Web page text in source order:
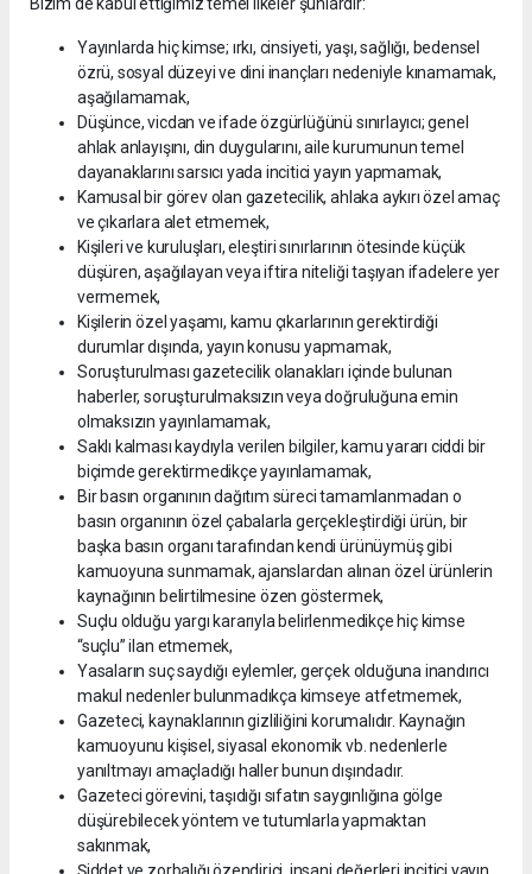
Bizim de kabul ettiğimiz temel ilkeler şunlardır:
Yayınlarda hiç kimse; ırkı, cinsiyeti, yaşı, sağlığı, bedensel
özrü, sosyal düzeyi ve dini inançları nedeniyle kınamamak,
aşağılamamak,
Düşünce, vicdan ve ifade özgürlüğünü sınırlayıcı; genel
ahlak anlayışını, din duygularını, aile kurumunun temel
dayanaklarını sarsıcı yada incitici yayın yapmamak,
Kamusal bir görev olan gazetecilik, ahlaka aykırı özel amaç
ve çıkarlara alet etmemek,
Kişileri ve kuruluşları, eleştiri sınırlarının ötesinde küçük
düşüren, aşağılayan veya iftira niteliği taşıyan ifadelere yer
vermemek,
Kişilerin özel yaşamı, kamu çıkarlarının gerektirdiği
durumlar dışında, yayın konusu yapmamak,
Soruşturulması gazetecilik olanakları içinde bulunan
haberler, soruşturulmaksızın veya doğruluğuna emin
olmaksızın yayınlamamak,
Saklı kalması kaydıyla verilen bilgiler, kamu yararı ciddi bir
biçimde gerektirmedikçe yayınlamamak,
Bir basın organının dağıtım süreci tamamlanmadan o
basın organının özel çabalarla gerçekleştirdiği ürün, bir
başka basın organı tarafından kendi ürünüymüş gibi
kamuoyuna sunmamak, ajanslardan alınan özel ürünlerin
kaynağının belirtilmesine özen göstermek,
Suçlu olduğu yargı kararıyla belirlenmedikçe hiç kimse
“suçlu” ilan etmemek,
Yasaların suç saydığı eylemler, gerçek olduğuna inandırıcı
makul nedenler bulunmadıkça kimseye atfetmemek,
Gazeteci, kaynaklarının gizliliğini korumalıdır. Kaynağın
kamuoyunu kişisel, siyasal ekonomik vb. nedenlerle
yanıltmayı amaçladığı haller bunun dışındadır.
Gazeteci görevini, taşıdığı sıfatın saygınlığına gölge
düşürebilecek yöntem ve tutumlarla yapmaktan
sakınmak,